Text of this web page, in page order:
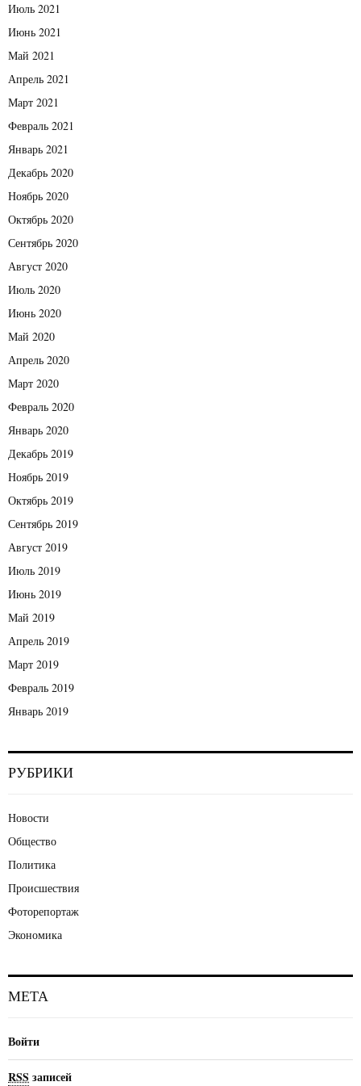
Июль 2021
Июнь 2021
Май 2021
Апрель 2021
Март 2021
Февраль 2021
Январь 2021
Декабрь 2020
Ноябрь 2020
Октябрь 2020
Сентябрь 2020
Август 2020
Июль 2020
Июнь 2020
Май 2020
Апрель 2020
Март 2020
Февраль 2020
Январь 2020
Декабрь 2019
Ноябрь 2019
Октябрь 2019
Сентябрь 2019
Август 2019
Июль 2019
Июнь 2019
Май 2019
Апрель 2019
Март 2019
Февраль 2019
Январь 2019
РУБРИКИ
Новости
Общество
Политика
Происшествия
Фоторепортаж
Экономика
МЕТА
Войти
RSS записей